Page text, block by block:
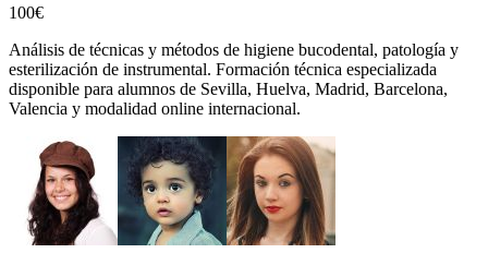
100€
Análisis de técnicas y métodos de higiene bucodental, patología y
esterilización de instrumental. Formación técnica especializada
disponible para alumnos de Sevilla, Huelva, Madrid, Barcelona,
Valencia y modalidad online internacional.